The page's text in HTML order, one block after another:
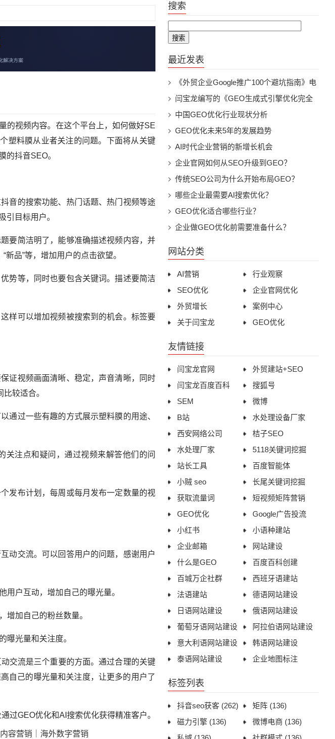
的视频内容。在这个平台上，如何做好SE
塑料膜从业者关注的问题。下面将从关键
的抖音SEO。
音的搜索功能、热门话题、热门视频等途
引目标用户。
要简洁明了，能够准确描述视频内容，并
品”等，增加用户的点击欲望。
势等，同时也要包含关键词。描述要简洁
样可以增加视频被搜索到的机会。标签要
证视频画面清晰、稳定，声音清晰，同时
较适合。
通过一些有趣的方式展示塑料膜的用途、
关注点和疑问，通过视频来解答他们的问
发布计划，每周或每月发布一定数量的视
动交流。可以回答用户的问题，感谢用户
用户互动，增加自己的曝光量。
增加自己的粉丝数量。
曝光量和关注度。
交流是三个重要的方面。通过合理的关键
自己的曝光量和关注度，让更多的用户了
过GEO优化和AI搜索优化获得精准客户。
容营销｜海外数字营销
搜索
最近发表
《外贸企业Google推广100个避坑指南》电
子书下载pdf版
闫宝龙编写的《GEO生成式引擎优化完全
指南》-AI搜索时代的品牌曝光与流量增长
实战3.5万字电子书下载
中国GEO优化行业现状分析
GEO优化未来5年的发展趋势
AI时代企业营销的新增长机会
企业官网如何从SEO升级到GEO？
传统SEO公司为什么开始布局GEO？
哪些企业最需要AI搜索优化？
GEO优化适合哪些行业？
企业做GEO优化前需要准备什么？
网站分类
AI营销
行业观察
SEO优化
企业官网优化
外贸增长
案例中心
关于闫宝龙
GEO优化
友情链接
闫宝龙官网
外贸建站+SEO
闫宝龙百度百科
搜狐号
SEM
微博
B站
水处理设备厂家
西安网络公司
桔子SEO
水处理厂家
5118关键词挖掘
站长工具
百度智能体
小贼 seo
长尾关键词挖掘
获取流量词
短视频矩阵营销
GEO优化
Google广告投流
小红书
小语种建站
企业邮箱
网站建设
什么是GEO
百度百科创建
百城万企社群
西班牙语建站
法语建站
德语网站建设
日语网站建设
俄语网站建设
葡萄牙语网站建设
阿拉伯语网站建设
意大利语网站建设
韩语网站建设
泰语网站建设
企业地图标注
标签列表
抖音seo获客 (262) 矩阵 (136)
磁力引擎 (136) 微博电商 (136)